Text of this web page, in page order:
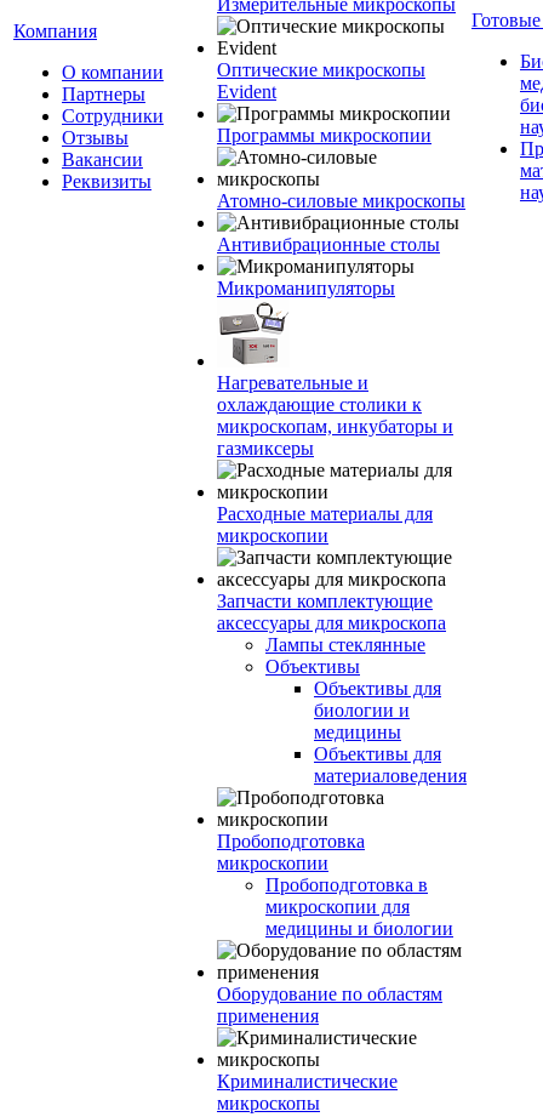
Компания
О компании
Партнеры
Сотрудники
Отзывы
Вакансии
Реквизиты
Измерительные микроскопы
Оптические микроскопы
Evident
Программы микроскопии
Атомно-силовые микроскопы
Антивибрационные столы
Микроманипуляторы
Нагревательные и
охлаждающие столики к
микроскопам, инкубаторы и
газмиксеры
Расходные материалы для
микроскопии
Запчасти комплектующие
аксессуары для микроскопа
Лампы стеклянные
Объективы
Объективы для
биологии и
медицины
Объективы для
материаловедения
Пробоподготовка
микроскопии
Пробоподготовка в
микроскопии для
медицины и биологии
Оборудование по областям
применения
Криминалистические
микроскопы